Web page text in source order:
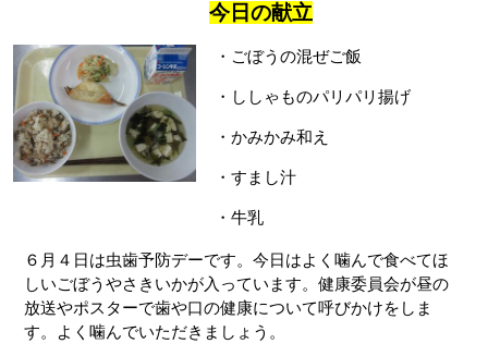
今日の献立
・ごぼうの混ぜご飯
・ししゃものパリパリ揚げ
・かみかみ和え
・すまし汁
・牛乳
６月４日は虫歯予防デーです。今日はよく噛んで食べてほ
しいごぼうやさきいかが入っています。健康委員会が昼の
放送やポスターで歯や口の健康について呼びかけをしま
す。よく噛んでいただきましょう。